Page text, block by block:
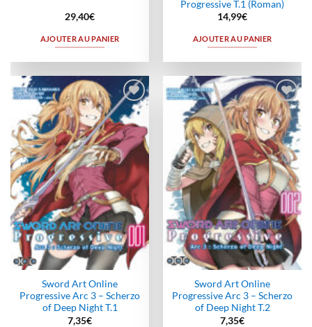
29,40€
AJOUTER AU PANIER
Progressive T.1 (Roman)
14,99€
AJOUTER AU PANIER
Ajouter
à la
wishlist
Sword Art Online
Progressive Arc 3 – Scherzo
of Deep Night T.1
7,35€
Ajouter
à la
wishlist
Sword Art Online
Progressive Arc 3 – Scherzo
of Deep Night T.2
7,35€